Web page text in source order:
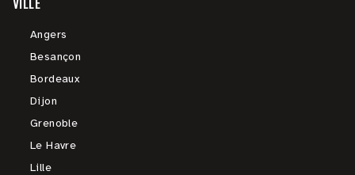
Angers
Besançon
Bordeaux
Dijon
Grenoble
Le Havre
Lille